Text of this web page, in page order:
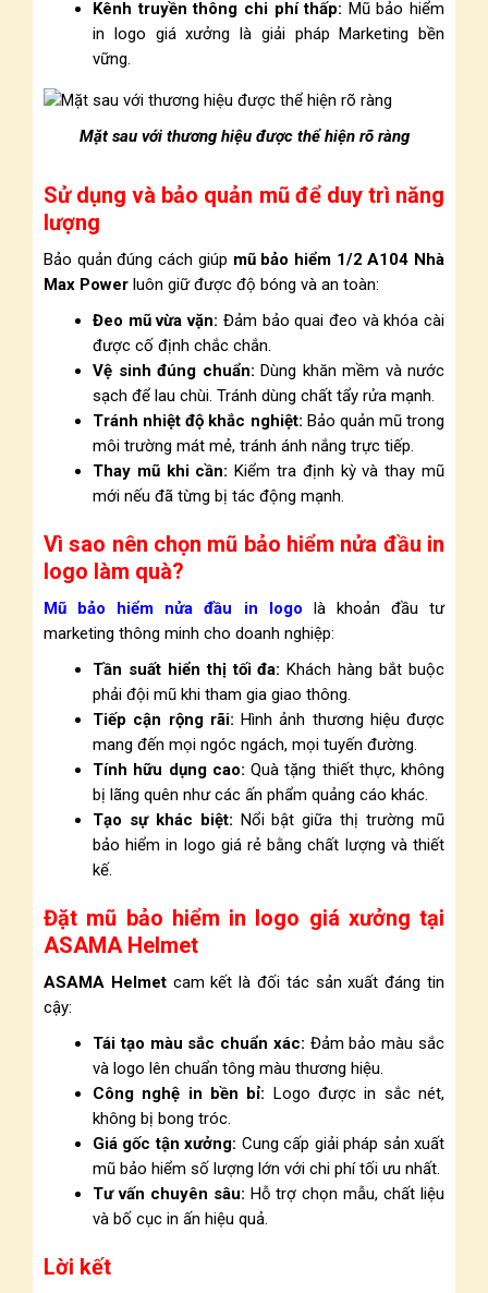
Kênh truyền thông chi phí thấp: Mũ bảo hiểm
in logo giá xưởng là giải pháp Marketing bền
vững.
Mặt sau với thương hiệu được thể hiện rõ ràng
Sử dụng và bảo quản mũ để duy trì năng
lượng
Bảo quản đúng cách giúp mũ bảo hiểm 1/2 A104 Nhà
Max Power luôn giữ được độ bóng và an toàn:
Đeo mũ vừa vặn: Đảm bảo quai đeo và khóa cài
được cố định chắc chắn.
Vệ sinh đúng chuẩn: Dùng khăn mềm và nước
sạch để lau chùi. Tránh dùng chất tẩy rửa mạnh.
Tránh nhiệt độ khắc nghiệt: Bảo quản mũ trong
môi trường mát mẻ, tránh ánh nắng trực tiếp.
Thay mũ khi cần: Kiểm tra định kỳ và thay mũ
mới nếu đã từng bị tác động mạnh.
Vì sao nên chọn mũ bảo hiểm nửa đầu in
logo làm quà?
Mũ bảo hiểm nửa đầu in logo là khoản đầu tư
marketing thông minh cho doanh nghiệp:
Tần suất hiển thị tối đa: Khách hàng bắt buộc
phải đội mũ khi tham gia giao thông.
Tiếp cận rộng rãi: Hình ảnh thương hiệu được
mang đến mọi ngóc ngách, mọi tuyến đường.
Tính hữu dụng cao: Quà tặng thiết thực, không
bị lãng quên như các ấn phẩm quảng cáo khác.
Tạo sự khác biệt: Nổi bật giữa thị trường mũ
bảo hiểm in logo giá rẻ bằng chất lượng và thiết
kế.
Đặt mũ bảo hiểm in logo giá xưởng tại
ASAMA Helmet
ASAMA Helmetcam kết là đối tác sản xuất đáng tin
cậy:
Tái tạo màu sắc chuẩn xác: Đảm bảo màu sắc
và logo lên chuẩn tông màu thương hiệu.
Công nghệ in bền bỉ: Logo được in sắc nét,
không bị bong tróc.
Giá gốc tận xưởng: Cung cấp giải pháp sản xuất
mũ bảo hiểm số lượng lớn với chi phí tối ưu nhất.
Tư vấn chuyên sâu: Hỗ trợ chọn mẫu, chất liệu
và bố cục in ấn hiệu quả.
Lời kết